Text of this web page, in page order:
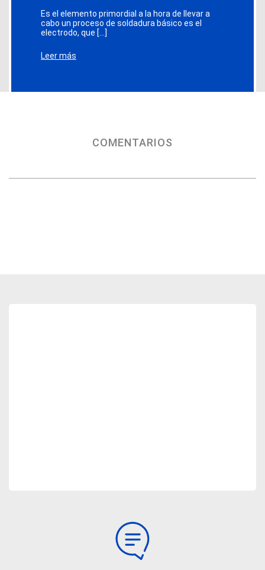
Es el elemento primordial a la hora de llevar a
cabo un proceso de soldadura básico es el
electrodo, que […]
Leer más
COMENTARIOS